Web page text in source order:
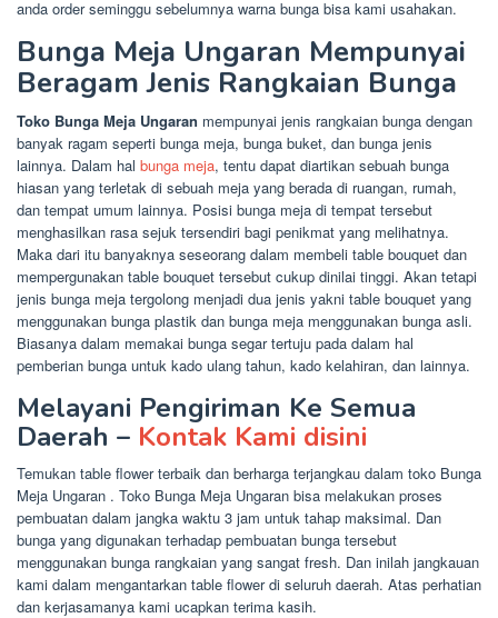
anda order seminggu sebelumnya warna bunga bisa kami usahakan.
Bunga Meja Ungaran Mempunyai
Beragam Jenis Rangkaian Bunga
Toko Bunga Meja Ungaran mempunyai jenis rangkaian bunga dengan
banyak ragam seperti bunga meja, bunga buket, dan bunga jenis
lainnya. Dalam hal bunga meja, tentu dapat diartikan sebuah bunga
hiasan yang terletak di sebuah meja yang berada di ruangan, rumah,
dan tempat umum lainnya. Posisi bunga meja di tempat tersebut
menghasilkan rasa sejuk tersendiri bagi penikmat yang melihatnya.
Maka dari itu banyaknya seseorang dalam membeli table bouquet dan
mempergunakan table bouquet tersebut cukup dinilai tinggi. Akan tetapi
jenis bunga meja tergolong menjadi dua jenis yakni table bouquet yang
menggunakan bunga plastik dan bunga meja menggunakan bunga asli.
Biasanya dalam memakai bunga segar tertuju pada dalam hal
pemberian bunga untuk kado ulang tahun, kado kelahiran, dan lainnya.
Melayani Pengiriman Ke Semua
Daerah – Kontak Kami disini
Temukan table flower terbaik dan berharga terjangkau dalam toko Bunga
Meja Ungaran . Toko Bunga Meja Ungaran bisa melakukan proses
pembuatan dalam jangka waktu 3 jam untuk tahap maksimal. Dan
bunga yang digunakan terhadap pembuatan bunga tersebut
menggunakan bunga rangkaian yang sangat fresh. Dan inilah jangkauan
kami dalam mengantarkan table flower di seluruh daerah. Atas perhatian
dan kerjasamanya kami ucapkan terima kasih.